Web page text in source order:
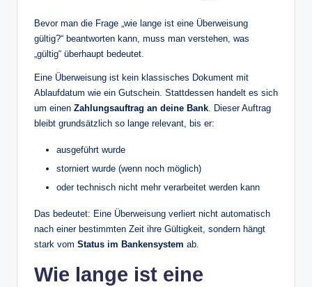
Bevor man die Frage „wie lange ist eine Überweisung
gültig?“ beantworten kann, muss man verstehen, was
„gültig“ überhaupt bedeutet.
Eine Überweisung ist kein klassisches Dokument mit
Ablaufdatum wie ein Gutschein. Stattdessen handelt es sich
um einen Zahlungsauftrag an deine Bank . Dieser Auftrag
bleibt grundsätzlich so lange relevant, bis er:
ausgeführt wurde
storniert wurde (wenn noch möglich)
oder technisch nicht mehr verarbeitet werden kann
Das bedeutet: Eine Überweisung verliert nicht automatisch
nach einer bestimmten Zeit ihre Gültigkeit, sondern hängt
stark vom Status im Bankensystem ab.
Wie lange ist eine